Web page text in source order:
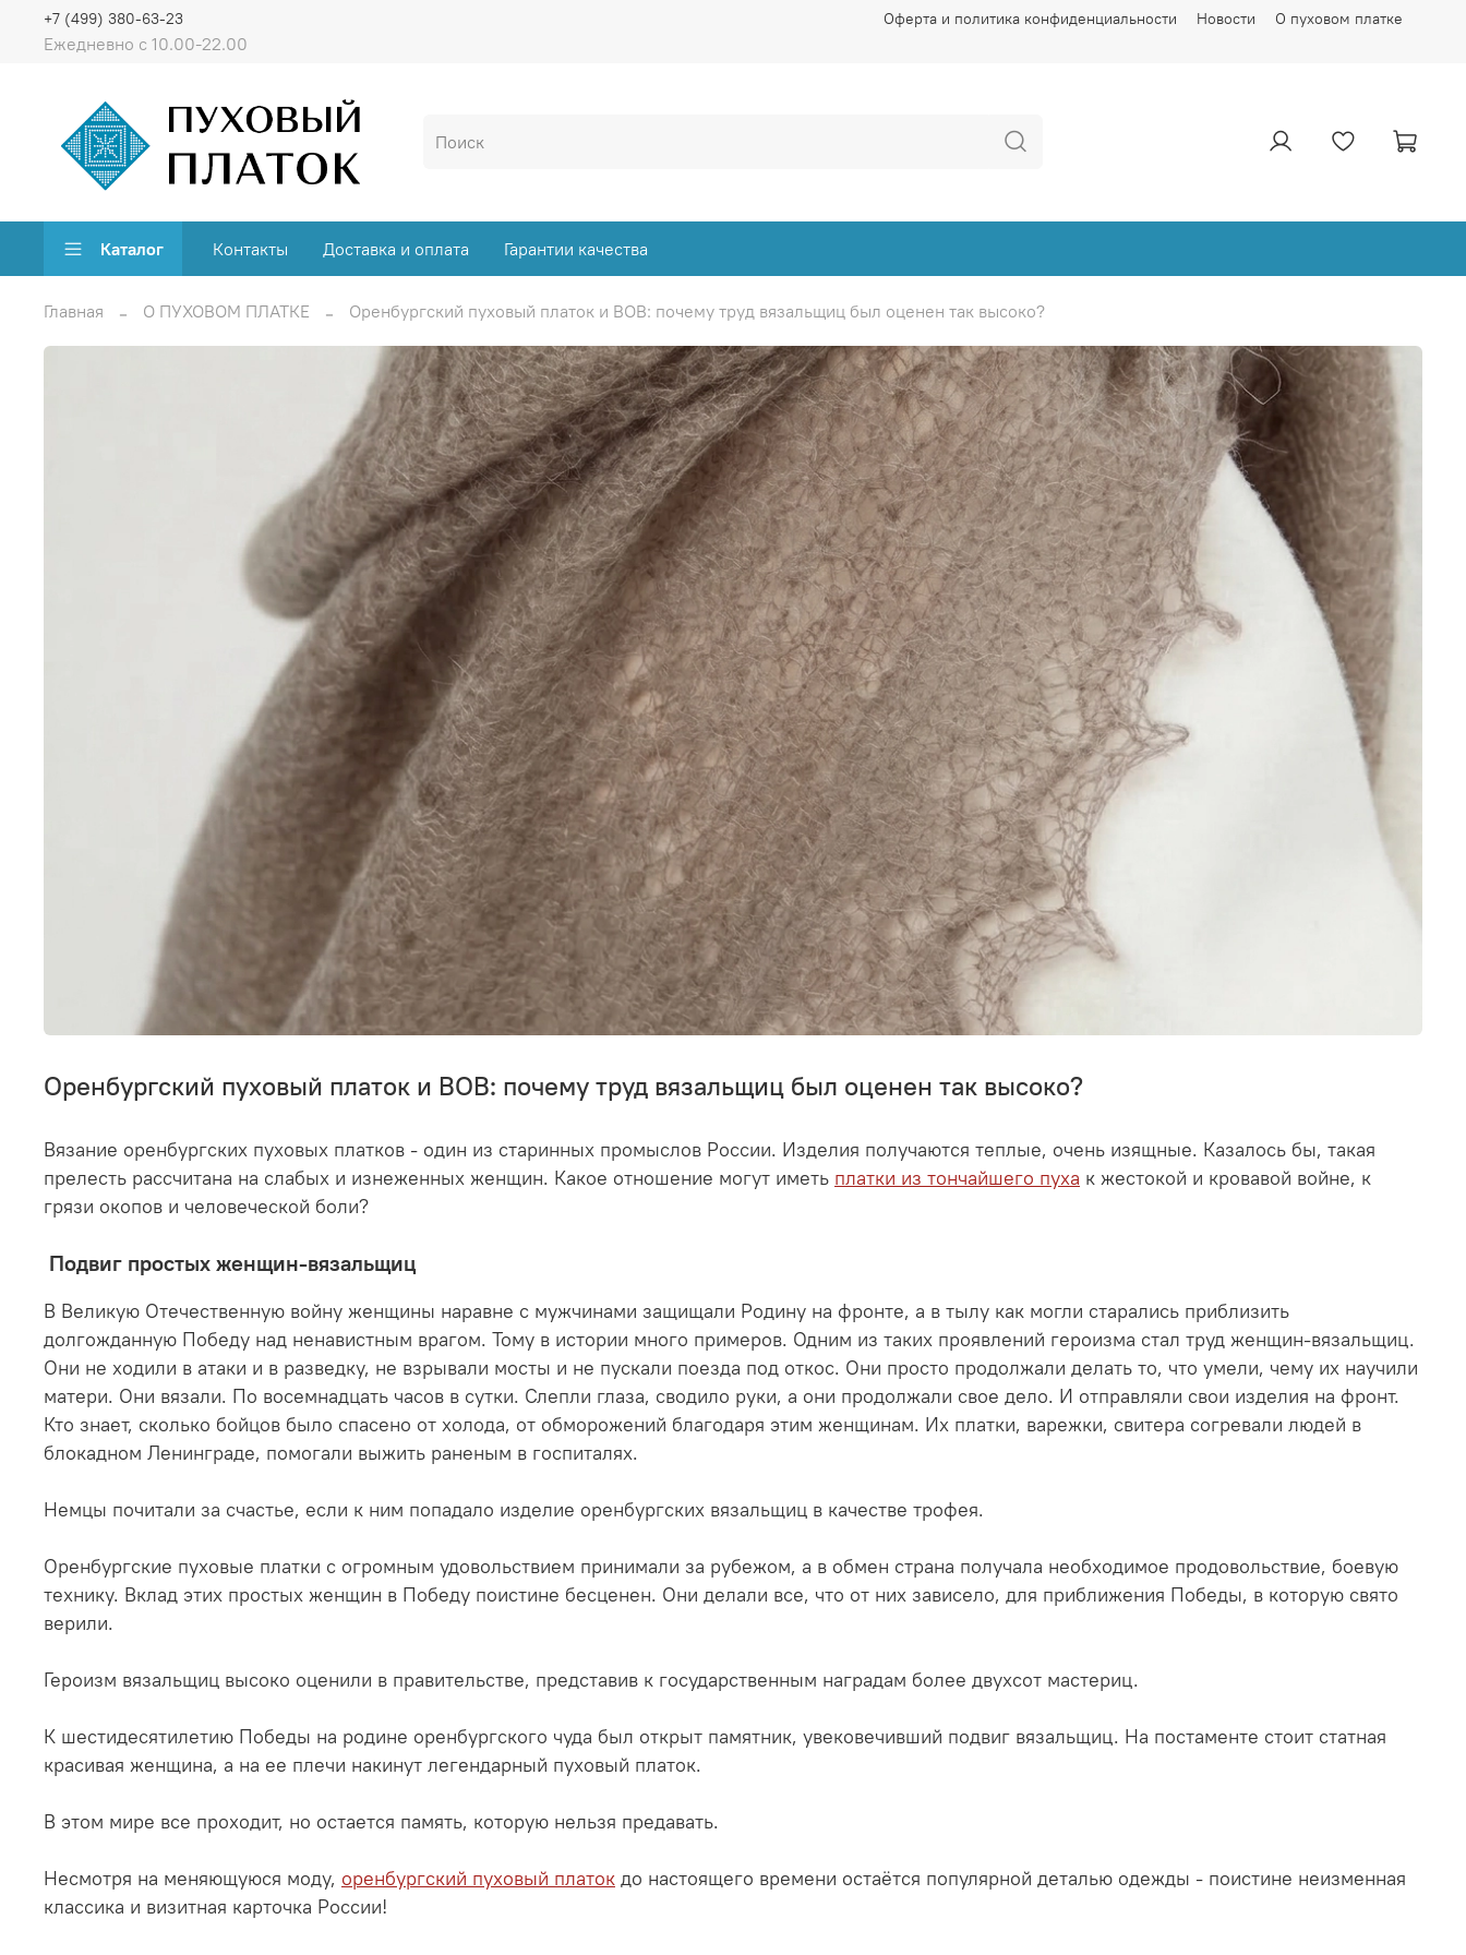
Оферта и политика конфиденциальности Новости О пуховом платке
Ежедневно с 10.00-22.00
+7 (499) 380-63-23
Каталог Контакты Доставка и оплата Гарантии качества
Главная О ПУХОВОМ ПЛАТКЕ Оренбургский пуховый платок и ВОВ: почему труд вязальщиц был оценен так высоко?
Оренбургский пуховый платок и ВОВ: почему труд вязальщиц был оценен так высоко?
Вязание оренбургских пуховых платков - один из старинных промыслов России. Изделия получаются теплые, очень изящные. Казалось бы, такая
прелесть рассчитана на слабых и изнеженных женщин. Какое отношение могут иметь платки из тончайшего пуха к жестокой и кровавой войне, к
грязи окопов и человеческой боли?
Подвиг простых женщин-вязальщиц
В Великую Отечественную войну женщины наравне с мужчинами защищали Родину на фронте, а в тылу как могли старались приблизить
долгожданную Победу над ненавистным врагом. Тому в истории много примеров. Одним из таких проявлений героизма стал труд женщин-вязальщиц.
Они не ходили в атаки и в разведку, не взрывали мосты и не пускали поезда под откос. Они просто продолжали делать то, что умели, чему их научили
матери. Они вязали. По восемнадцать часов в сутки. Слепли глаза, сводило руки, а они продолжали свое дело. И отправляли свои изделия на фронт.
Кто знает, сколько бойцов было спасено от холода, от обморожений благодаря этим женщинам. Их платки, варежки, свитера согревали людей в
блокадном Ленинграде, помогали выжить раненым в госпиталях.
Немцы почитали за счастье, если к ним попадало изделие оренбургских вязальщиц в качестве трофея.
Оренбургские пуховые платки с огромным удовольствием принимали за рубежом, а в обмен страна получала необходимое продовольствие, боевую
технику. Вклад этих простых женщин в Победу поистине бесценен. Они делали все, что от них зависело, для приближения Победы, в которую свято
верили.
Героизм вязальщиц высоко оценили в правительстве, представив к государственным наградам более двухсот мастериц.
К шестидесятилетию Победы на родине оренбургского чуда был открыт памятник, увековечивший подвиг вязальщиц. На постаменте стоит статная
красивая женщина, а на ее плечи накинут легендарный пуховый платок.
В этом мире все проходит, но остается память, которую нельзя предавать.
Несмотря на меняющуюся моду, оренбургский пуховый платок до настоящего времени остаётся популярной деталью одежды - поистине неизменная
классика и визитная карточка России!